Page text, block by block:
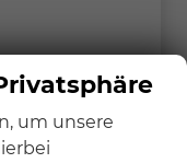
um unsere